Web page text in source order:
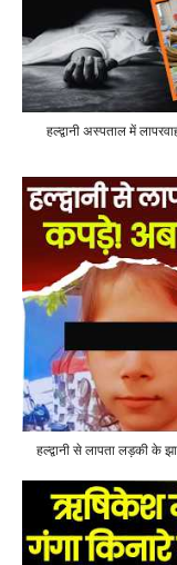
हल्द्वानी अस्पताल में
हल्द्वानी से लापता लड़की